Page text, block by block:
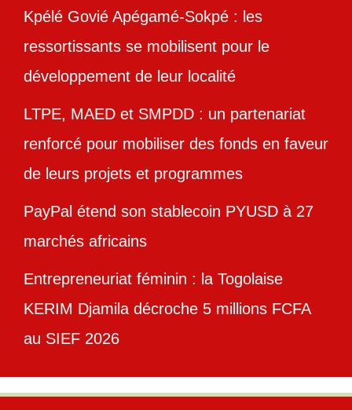
Kpélé Govié Apégamé-Sokpé : les
ressortissants se mobilisent pour le
développement de leur localité
LTPE, MAED et SMPDD : un partenariat
renforcé pour mobiliser des fonds en faveur
de leurs projets et programmes
PayPal étend son stablecoin PYUSD à 27
marchés africains
Entrepreneuriat féminin : la Togolaise
KERIM Djamila décroche 5 millions FCFA
au SIEF 2026